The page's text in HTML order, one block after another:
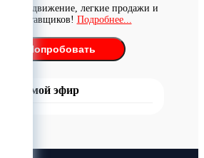
продвижение, легкие продажи и
поставщиков! Подробнее...
Попробовать
Прямой эфир